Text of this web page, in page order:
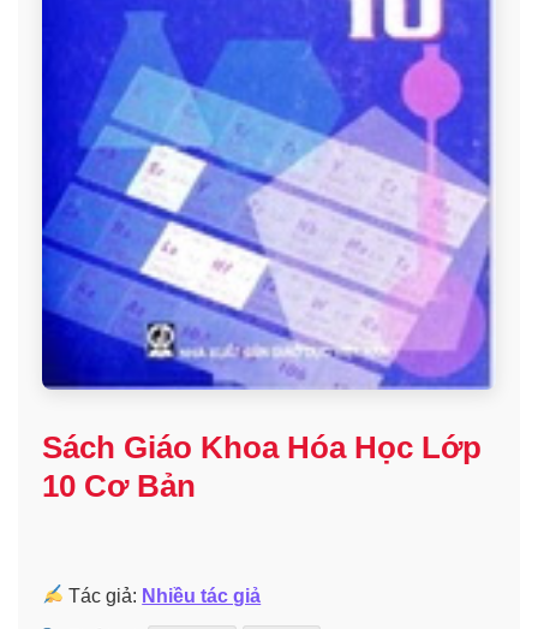
Sách Giáo Khoa Hóa Học Lớp
10 Cơ Bản
Tác giả: Nhiều tác giả